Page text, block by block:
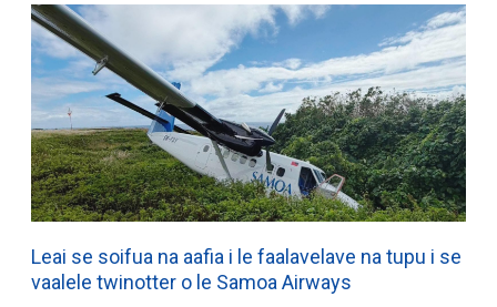
Leai se soifua na aafia i le faalavelave na tupu i se
vaalele twinotter o le Samoa Airways